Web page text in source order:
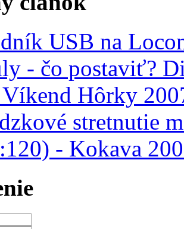
USB na
- čo postaviť?
Hôrky
stretnutie
- Kokava